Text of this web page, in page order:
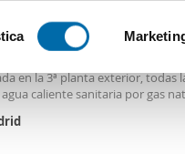
características
personales y establezca
consentimiento en
vivienda amueblada
en la 3ª planta exterior, todas
caliente sanitaria por gas